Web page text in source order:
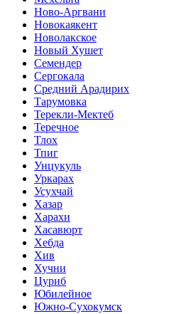
Ново-Аргвани
Новокаякент
Новолакское
Новый Хушет
Семендер
Сергокала
Средний Арадирих
Тарумовка
Терекли-Мектеб
Теречное
Тлох
Тпиг
Унцукуль
Уркарах
Усухчай
Хазар
Харахи
Хасавюрт
Хебда
Хив
Хучни
Цуриб
Юбилейное
Южно-Сухокумск